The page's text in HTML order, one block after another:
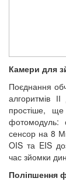
Камери для
Поєднання
алгоритмів
простіше, ще
фотомодуль:
сенсор на 8
OIS та EIS
час зйомки
Поліпшення